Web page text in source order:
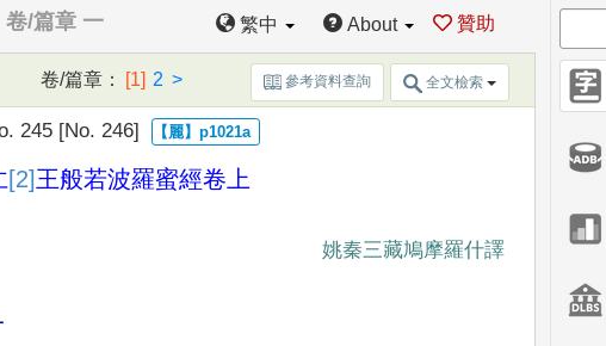
卷/篇章 一 繁中 About 贊助
卷/篇章： [1] 2 > 參考資料查詢 全文檢索
245 [No. 246]
[2]王般若波羅蜜經卷上
姚秦三藏鳩摩羅什譯